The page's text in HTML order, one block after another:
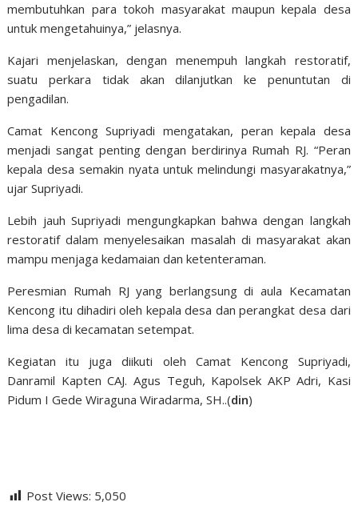
membutuhkan para tokoh masyarakat maupun kepala desa
untuk mengetahuinya,” jelasnya.
Kajari menjelaskan, dengan menempuh langkah restoratif,
suatu perkara tidak akan dilanjutkan ke penuntutan di
pengadilan.
Camat Kencong Supriyadi mengatakan, peran kepala desa
menjadi sangat penting dengan berdirinya Rumah RJ. “Peran
kepala desa semakin nyata untuk melindungi masyarakatnya,”
ujar Supriyadi.
Lebih jauh Supriyadi mengungkapkan bahwa dengan langkah
restoratif dalam menyelesaikan masalah di masyarakat akan
mampu menjaga kedamaian dan ketenteraman.
Peresmian Rumah RJ yang berlangsung di aula Kecamatan
Kencong itu dihadiri oleh kepala desa dan perangkat desa dari
lima desa di kecamatan setempat.
Kegiatan itu juga diikuti oleh Camat Kencong Supriyadi,
Danramil Kapten CAJ. Agus Teguh, Kapolsek AKP Adri, Kasi
Pidum I Gede Wiraguna Wiradarma, SH..(din)
Post Views: 5,050